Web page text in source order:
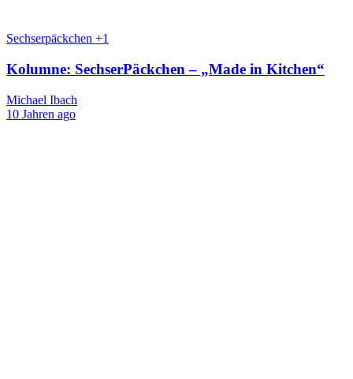
Sechserpäckchen +1
Kolumne: SechserPäckchen – „Made in Kitchen“
Michael Ibach
10 Jahren ago